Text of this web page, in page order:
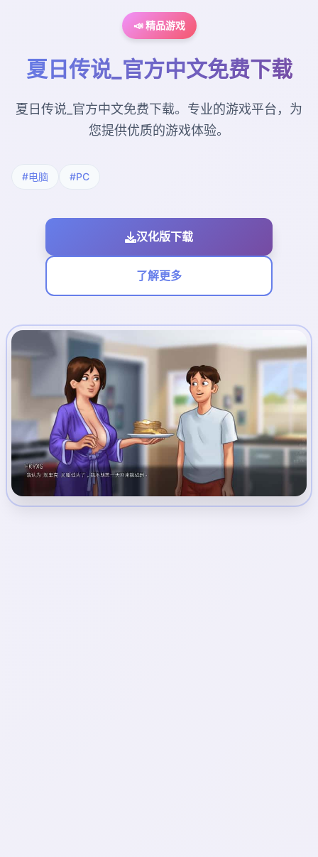
📣 精品游戏
夏日传说_官方中文免费下载
夏日传说_官方中文免费下载。专业的游戏平台，为
您提供优质的游戏体验。
#电脑 #PC
汉化版下载
了解更多